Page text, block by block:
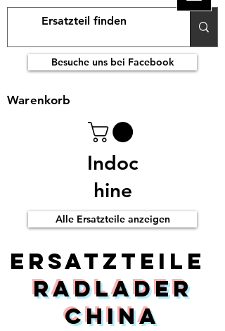
Alle Ersatzteile anzeigen
Indoc
hine
Warenkorb
ERsatzteile
Radlader
China
Besuche uns bei Facebook